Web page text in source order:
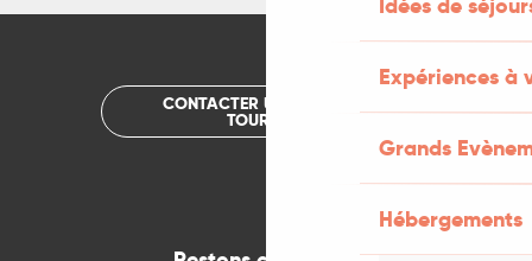
Expériences à
Grands
Hébergements
CONTACTER UN OFFICE DE
TOURISME